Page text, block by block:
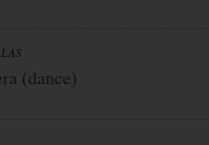
(dance)